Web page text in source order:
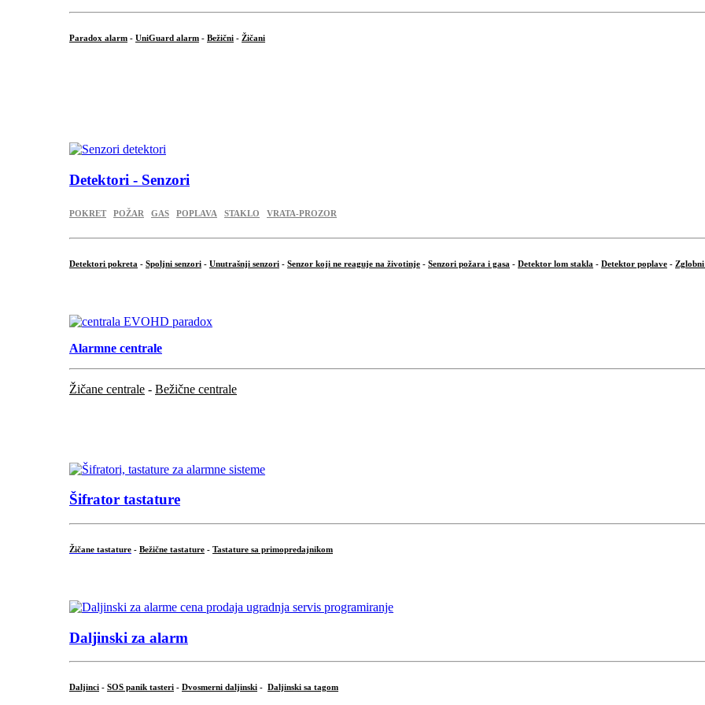
Paradox alarm - UniGuard alarm - Bežični - Žičani
Detektori - Senzori
POKRET POŽAR GAS POPLAVA STAKLO VRATA-PROZOR
Detektori pokreta - Spoljni senzori - Unutrašnji senzori - Senzor koji ne reaguje na životinje - Senzori požara i gasa - Detektor lom stakla - Detektor poplave - Zglobni
Alarmne centrale
Žičane centrale - Bežične centrale
Šifrator tastature
Žičane tastature - Bežične tastature - Tastature sa primopredajnikom
Daljinski za alarm
Daljinci - SOS panik tasteri - Dvosmerni daljinski - Daljinski sa tagom